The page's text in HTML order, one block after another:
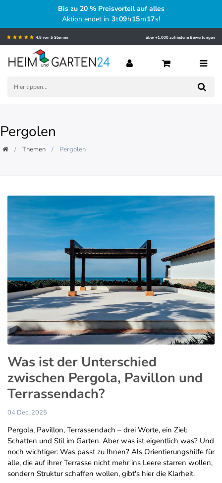
Bis zu 20 % Preisvorteil auf alles
Aktion endet in 3t09h15m16s!
4,8 von 5 Sternen über +1.000 zufriedene Bewertungen
Pergolen
Themen Pergolen
Was ist der Unterschied
zwischen Pergola, Pavillon und
Terrassendach?
04 Dec, 2025
Pergola, Pavillon, Terrassendach – drei Worte, ein Ziel:
Schatten und Stil im Garten. Aber was ist eigentlich was? Und
noch wichtiger: Was passt zu Ihnen? Als Orientierungshilfe für
alle, die auf ihrer Terrasse nicht mehr ins Leere starren wollen,
sondern Struktur schaffen wollen, gibt's hier die Klarheit.